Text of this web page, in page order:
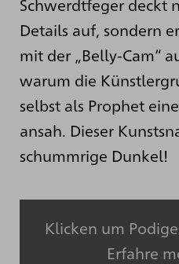
Schwerdtfeger deckt
Details auf, sondern
mit der „Belly-Cam“
warum die
selbst als Prophet
ansah. Dieser
schummrige Dunkel!
Klicken um
Erfahre